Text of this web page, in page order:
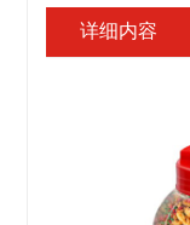
详细内容